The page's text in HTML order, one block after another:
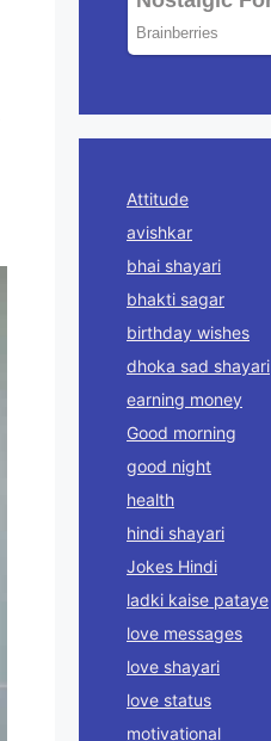
Attitude
avishkar
bhai shayari
bhakti sagar
birthday wishes
dhoka sad shayari
earning money
Good morning
good night
health
hindi shayari
Jokes Hindi
ladki kaise pataye
love messages
love shayari
love status
motivational